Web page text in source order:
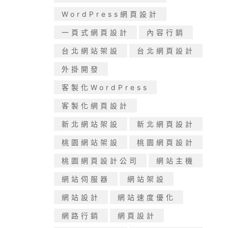
WordPress網頁設計
一頁式網頁設計 內容行銷
台北網站架設 台北網頁設計
外掛開發
客製化WordPress
客製化網頁設計
新北網站架設 新北網頁設計
桃園網站架設 桃園網頁設計
桃園網頁設計公司 網站主機
網站伺服器 網站架設
網站設計 網站速度優化
網路行銷 網頁設計